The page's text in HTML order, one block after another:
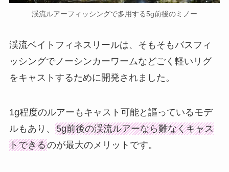
渓流ルアーフィッシングで多用する5g前後のミノー
渓流ベイトフィネスリールは、そもそもバスフィ
ッシングでノーシンカーワームなどごく軽いリグ
をキャストするために開発されました。
1g程度のルアーもキャスト可能と謳っているモデ
ルもあり、 5g前後の渓流ルアーなら難なくキャス
トできるのが最大のメリットです。